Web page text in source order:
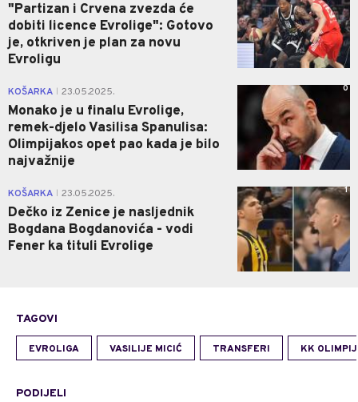
"Partizan i Crvena zvezda će
dobiti licence Evrolige": Gotovo
je, otkriven je plan za novu
Evroligu
KOŠARKA 23.05.2025.
Monako je u finalu Evrolige,
remek-djelo Vasilisa Spanulisa:
Olimpijakos opet pao kada je bilo
najvažnije
0
KOŠARKA 23.05.2025.
Dečko iz Zenice je nasljednik
Bogdana Bogdanovića - vodi
Fener ka tituli Evrolige
1
TAGOVI
EVROLIGA VASILIJE MICIĆ TRANSFERI KK
PODIJELI